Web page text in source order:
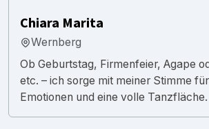
Chiara Marita
Wernberg
Ob Geburtstag, Firmenfeier, Agape
etc. – ich sorge mit meiner Stimme
Emotionen und eine volle